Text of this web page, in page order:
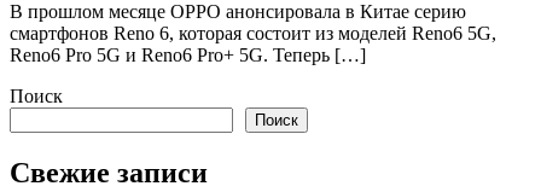
В прошлом месяце OPPO анонсировала в Китае серию
смартфонов Reno 6, которая состоит из моделей Reno6 5G,
Reno6 Pro 5G и Reno6 Pro+ 5G. Теперь […]
Поиск
Поиск
Свежие записи